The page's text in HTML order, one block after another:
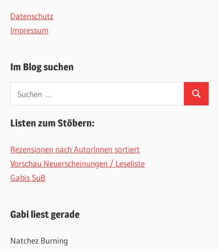
Datenschutz
Impressum
Im Blog suchen
nach:
Suchen
Listen zum Stöbern:
Rezensionen nach AutorInnen sortiert
Vorschau Neuerscheinungen / Leseliste
Gabis SuB
Gabi liest gerade
Natchez Burning